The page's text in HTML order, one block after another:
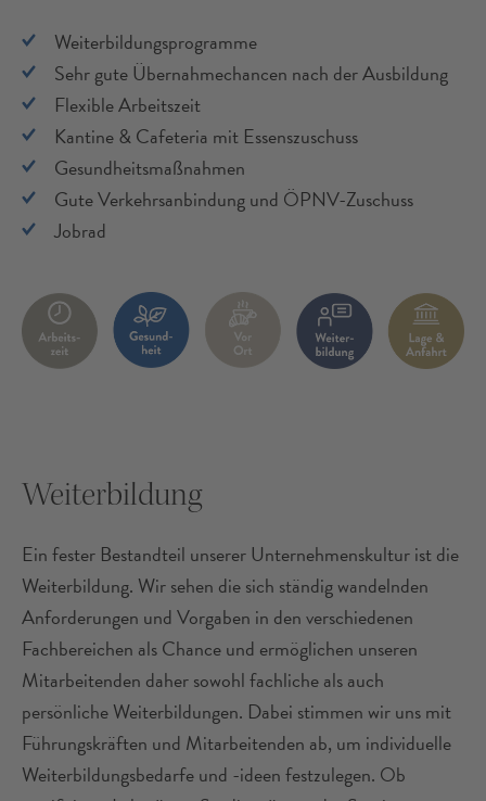
Weiterbildungsprogramme
Sehr gute Übernahmechancen nach der Ausbildung
Flexible Arbeitszeit
Kantine & Cafeteria mit Essenszuschuss
Gesundheitsmaßnahmen
Gute Verkehrsanbindung und ÖPNV-Zuschuss
Jobrad
Weiterbildung
Ein fester Bestandteil unserer Unternehmenskultur ist die
Weiterbildung. Wir sehen die sich ständig wandelnden
Anforderungen und Vorgaben in den verschiedenen
Fachbereichen als Chance und ermöglichen unseren
Mitarbeitenden daher sowohl fachliche als auch
persönliche Weiterbildungen. Dabei stimmen wir uns mit
Führungskräften und Mitarbeitenden ab, um individuelle
Weiterbildungsbedarfe und -ideen festzulegen. Ob